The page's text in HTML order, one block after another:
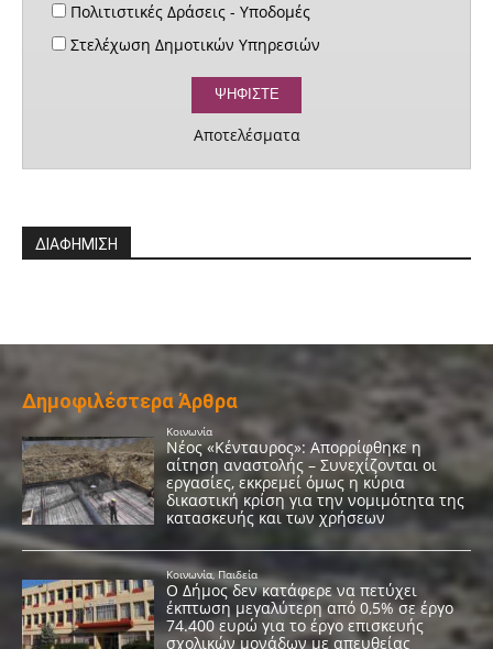
Πολιτιστικές Δράσεις - Υποδομές
Στελέχωση Δημοτικών Υπηρεσιών
Αποτελέσματα
ΔΙΑΦΗΜΙΣΗ
Δημοφιλέστερα Άρθρα